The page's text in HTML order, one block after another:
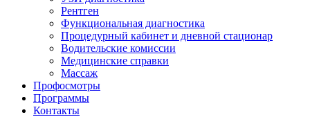
Рентген
Функциональная диагностика
Процедурный кабинет и дневной стационар
Водительские комиссии
Медицинские справки
Массаж
Профосмотры
Программы
Контакты